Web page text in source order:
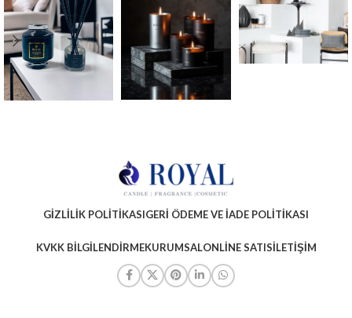
GIZLILIK POLITIKASIGERI ÖDEME VE İADE POLITIKASI
KVKK BILGILENDIRMEKURUMSALONLINE SATISİLETIŞIM